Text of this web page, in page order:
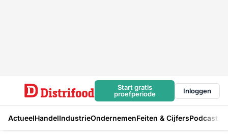
Start gratis
proefperiode
Inloggen
ActueelHandelIndustrieOndernemenFeiten & CijfersPodcast